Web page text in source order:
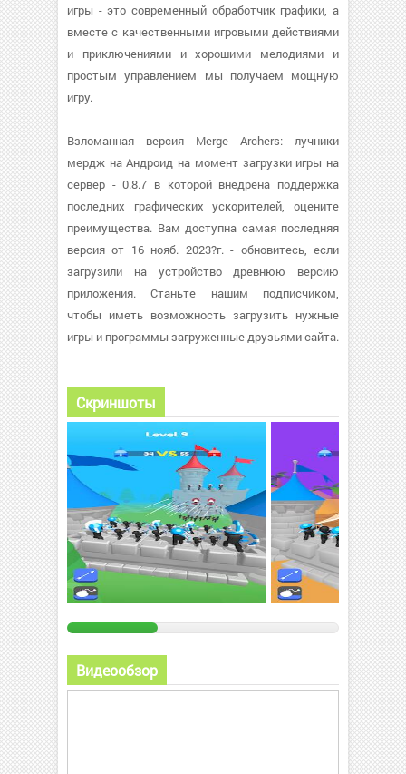
игры - это современный обработчик графики, а
вместе с качественными игровыми действиями
и приключениями и хорошими мелодиями и
простым управлением мы получаем мощную
игру.
Взломанная версия Merge Archers: лучники
мердж на Андроид на момент загрузки игры на
сервер - 0.8.7 в которой внедрена поддержка
последних графических ускорителей, оцените
преимущества. Вам доступна самая последняя
версия от 16 нояб. 2023?г. - обновитесь, если
загрузили на устройство древнюю версию
приложения. Станьте нашим подписчиком,
чтобы иметь возможность загрузить нужные
игры и программы загруженные друзьями сайта.
Скриншоты
Видеообзор